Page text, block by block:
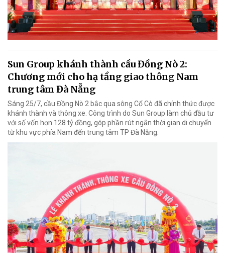
Sun Group khánh thành cầu Đồng Nò 2:
Chương mới cho hạ tầng giao thông Nam
trung tâm Đà Nẵng
Sáng 25/7, cầu Đồng Nò 2 bắc qua sông Cổ Cò đã chính thức được
khánh thành và thông xe. Công trình do Sun Group làm chủ đầu tư
với số vốn hơn 128 tỷ đồng, góp phần rút ngắn thời gian di chuyển
từ khu vực phía Nam đến trung tâm TP Đà Nẵng.